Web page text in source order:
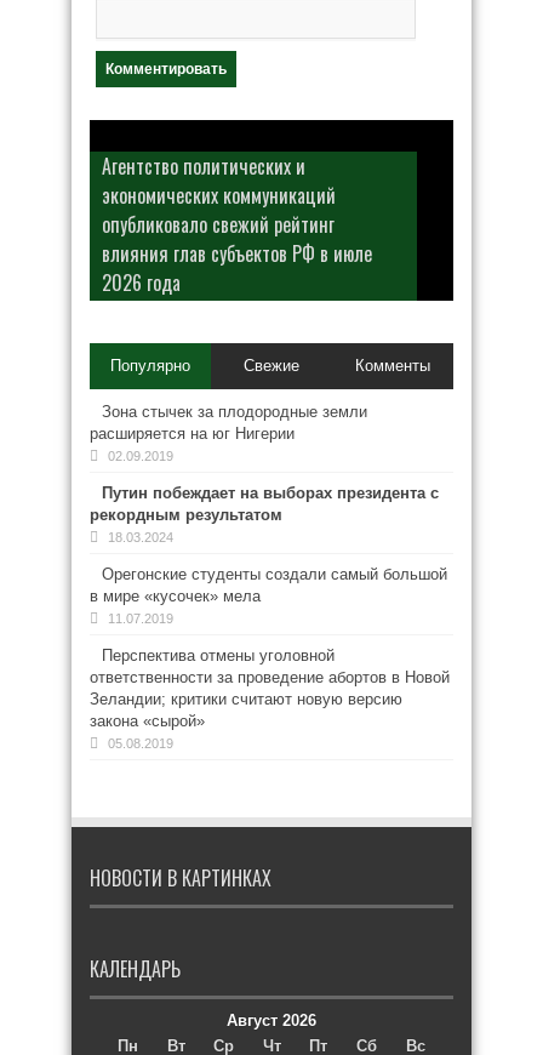
Агентство политических и
экономических коммуникаций
опубликовало свежий рейтинг
влияния глав субъектов РФ в июле
2026 года
Популярно Свежие Комменты
Зона стычек за плодородные земли
расширяется на юг Нигерии
02.09.2019
Путин побеждает на выборах президента с
рекордным результатом
18.03.2024
Орегонские студенты создали самый большой
в мире «кусочек» мела
11.07.2019
Перспектива отмены уголовной
ответственности за проведение абортов в Новой
Зеландии; критики считают новую версию
закона «сырой»
05.08.2019
НОВОСТИ В КАРТИНКАХ
КАЛЕНДАРЬ
Август 2026
Пн
Вт Ср Чт Пт Сб Вс